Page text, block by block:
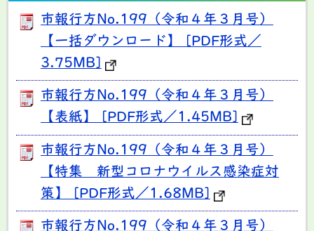
市報行方No.199（令和４年３月号）
【一括ダウンロード】 [PDF形式／
3.75MB]
市報行方No.199（令和４年３月号）
【表紙】 [PDF形式／1.45MB]
市報行方No.199（令和４年３月号）
【特集 新型コロナウイルス感染症対
策】 [PDF形式／1.68MB]
市報行方No.199（令和４年３月号）